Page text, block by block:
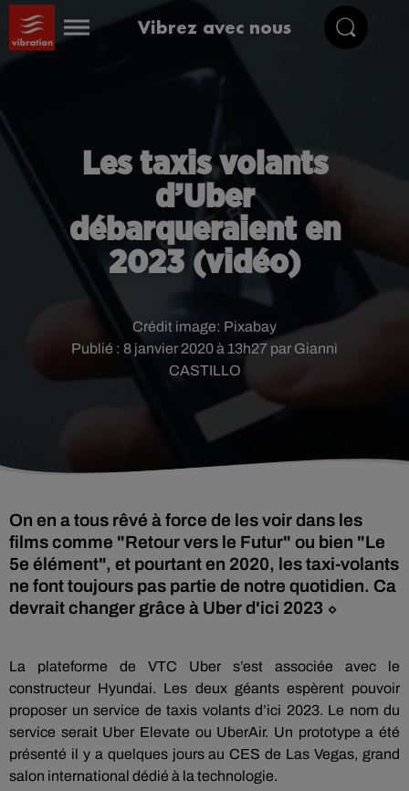
Vibrez avec nous
Les taxis volants
d’Uber
débarqueraient en
2023 (vidéo)
Publié : 8 janvier 2020 à 13h27 par Gianni
CASTILLO
Crédit image: Pixabay
On en a tous rêvé à force de les voir dans les
films comme "Retour vers le Futur" ou bien "Le
5e élément", et pourtant en 2020, les taxi-volants
ne font toujours pas partie de notre quotidien. Ca
devrait changer grâce à Uber d'ici 2023 ⬦
La plateforme de VTC Uber s’est associée avec le
constructeur Hyundai. Les deux géants espèrent pouvoir
proposer un service de taxis volants d’ici 2023. Le nom du
service serait Uber Elevate ou UberAir. Un prototype a été
présenté il y a quelques jours au CES de Las Vegas, grand
salon international dédié à la technologie.